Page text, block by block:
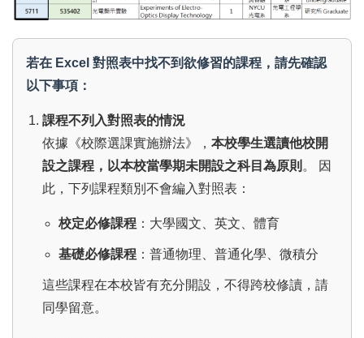
若在 Excel 對照表中找不到欲修習的課程，請先確認
以下事項：
課程不列入對照表的情況
依據《校際選課實施辦法》， 本校學生選讀他校開
設之課程，以本校當學期未開設之科目為原則 。 因
此，下列課程類別不會編入對照表：
校定必修課程 ：大學國文、英文、體育
基礎必修課程 ：普通物理、普通化學、微積分
這些課程在本校皆有充分開設，不得跨校修讀，請
同學留意。